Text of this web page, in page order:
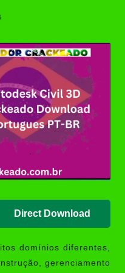
7 Download
Loader & Re-
Crackeado
Trapcode Suite
Grátis + Ativador |
Direct Download
domínios diferentes,
gerenciamento